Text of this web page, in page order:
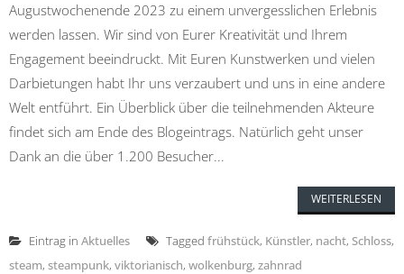
Augustwochenende 2023 zu einem unvergesslichen Erlebnis
werden lassen. Wir sind von Eurer Kreativität und Ihrem
Engagement beeindruckt. Mit Euren Kunstwerken und vielen
Darbietungen habt Ihr uns verzaubert und uns in eine andere
Welt entführt. Ein Überblick über die teilnehmenden Akteure
findet sich am Ende des Blogeintrags. Natürlich geht unser
Dank an die über 1.200 Besucher...
WEITERLESEN
Eintrag in Aktuelles Tagged frühstück, Künstler, nacht, Schloss,
steam, steampunk, viktorianisch, wolkenburg, zahnrad